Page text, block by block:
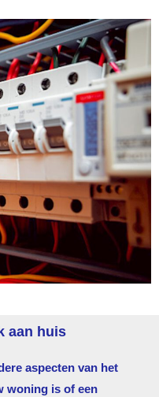
aan huis
aspecten van het
woning is of een